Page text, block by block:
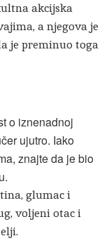
akcijska
a njegova je
je preminuo toga
o iznenadnoj
ujutro. Iako
znajte da je bio
glumac i
voljeni otac i